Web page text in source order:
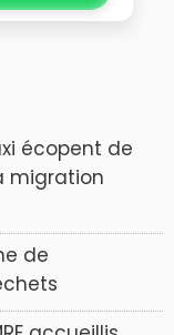
écopent de
migration
de